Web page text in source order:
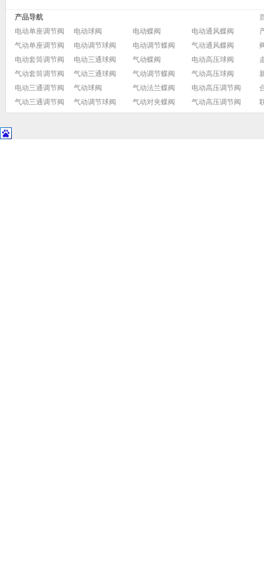
产品导航
电动单座调节阀
气动单座调节阀
电动套筒调节阀
气动套筒调节阀
电动三通调节阀
气动三通调节阀
电动球阀
电动调节球阀
电动三通球阀
气动三通球阀
气动球阀
气动调节球阀
电动蝶阀
电动调节蝶阀
气动蝶阀
气动调节蝶阀
气动法兰蝶阀
气动对夹蝶阀
电动通风蝶阀
气动通风蝶阀
电动高压球阀
气动高压球阀
电动高压调节阀
气动高压调节阀